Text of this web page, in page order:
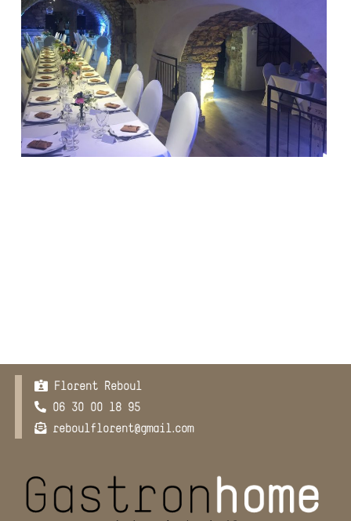
Florent Reboul
06 30 00 18 95
reboulflorent@gmail.com